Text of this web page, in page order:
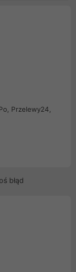
Przelewy24,
błąd